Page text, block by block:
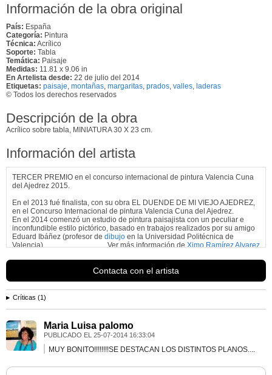
Información de la obra original
País: España
Categoría: Pintura
Técnica: Acrílico
Soporte: Tabla
Temática: Paisaje
Medidas: 11.81 x 9.06 in
En Artelista desde: 22 de julio del 2014
Etiquetas: paisaje, montañas, margaritas, prados, valles, laderas
© Todos los derechos reservados
Descripción de la obra
Acrílico sobre tabla, MINIATURA 30 X 23 cm.
Información del artista
TERCER PREMIO en el concurso internacional de pintura Valencia Cuna
del Ajedrez 2015.
En el 2013 fué finalista, con su obra EL DUENDE DE MI VIEJO AJEDREZ,
en el Concurso Internacional de pintura Valencia Cuna del Ajedrez.
En el 2014 comenzó un estudio de pintura paisajista con un peculiar e
inconfundible estilo pictórico, basado en trabajos realizados por su amigo
Eduard Ibáñez (profesor de dibujo en la Universidad Politécnica de
Valencia).
Ver más información deXimo Ramírez Alvarez
Contacta con el artista
Críticas (1)
Maria Luisa palomo
PUBLICADO EL 25-07-2014 16:33:04
MUY BONITO!!!!!!!!SE DESTACAN LOS DISTINTOS PLANOS....